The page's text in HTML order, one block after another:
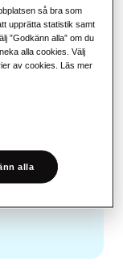
av fakturor och
kunder och
trender och
så bra som
upprätta statistik samt
”Godkänn alla” om du
alla cookies. Välj
av cookies. Läs mer
alla